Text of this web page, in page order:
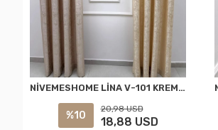
NİVEMESHOME LİNA V-101 KREM 1/3 PİLELİ FON PERDE
%10
20,98 USD
18,88 USD